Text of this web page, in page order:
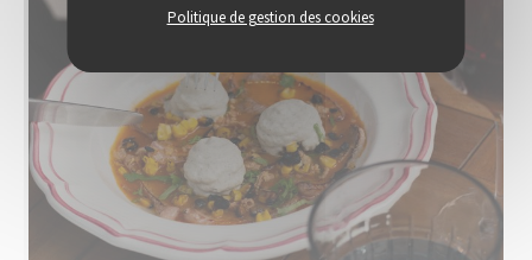
Politique de gestion des cookies